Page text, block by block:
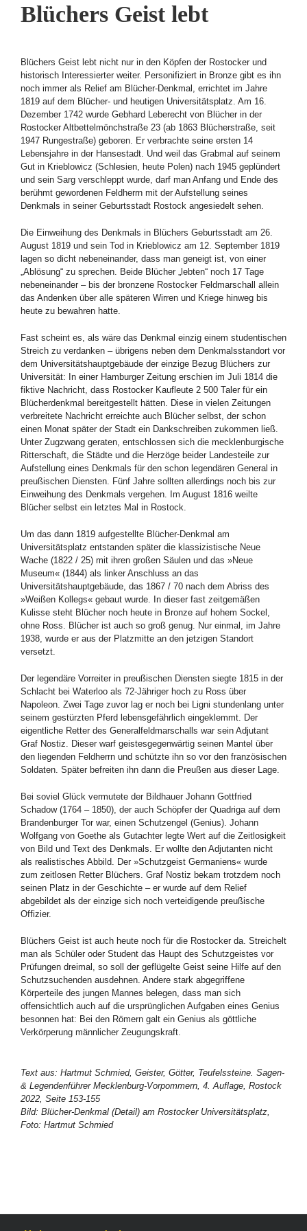
Blüchers Geist lebt
Blüchers Geist lebt nicht nur in den Köpfen der Rostocker und
historisch Interessierter weiter. Personifiziert in Bronze gibt es ihn
noch immer als Relief am Blücher-Denkmal, errichtet im Jahre
1819 auf dem Blücher- und heutigen Universitätsplatz. Am 16.
Dezember 1742 wurde Gebhard Leberecht von Blücher in der
Rostocker Altbettelmönchstraße 23 (ab 1863 Blücherstraße, seit
1947 Rungestraße) geboren. Er verbrachte seine ersten 14
Lebensjahre in der Hansestadt. Und weil das Grabmal auf seinem
Gut in Krieblowicz (Schlesien, heute Polen) nach 1945 geplündert
und sein Sarg verschleppt wurde, darf man Anfang und Ende des
berühmt gewordenen Feldherrn mit der Aufstellung seines
Denkmals in seiner Geburtsstadt Rostock angesiedelt sehen.
Die Einweihung des Denkmals in Blüchers Geburtsstadt am 26.
August 1819 und sein Tod in Krieblowicz am 12. September 1819
lagen so dicht nebeneinander, dass man geneigt ist, von einer
„Ablösung“ zu sprechen. Beide Blücher „lebten“ noch 17 Tage
nebeneinander – bis der bronzene Rostocker Feldmarschall allein
das Andenken über alle späteren Wirren und Kriege hinweg bis
heute zu bewahren hatte.
Fast scheint es, als wäre das Denkmal einzig einem studentischen
Streich zu verdanken – übrigens neben dem Denkmalsstandort vor
dem Universitätshauptgebäude der einzige Bezug Blüchers zur
Universität: In einer Hamburger Zeitung erschien im Juli 1814 die
fiktive Nachricht, dass Rostocker Kaufleute 2 500 Taler für ein
Blücherdenkmal bereitgestellt hätten. Diese in vielen Zeitungen
verbreitete Nachricht erreichte auch Blücher selbst, der schon
einen Monat später der Stadt ein Dankschreiben zukommen ließ.
Unter Zugzwang geraten, entschlossen sich die mecklenburgische
Ritterschaft, die Städte und die Herzöge beider Landesteile zur
Aufstellung eines Denkmals für den schon legendären General in
preußischen Diensten. Fünf Jahre sollten allerdings noch bis zur
Einweihung des Denkmals vergehen. Im August 1816 weilte
Blücher selbst ein letztes Mal in Rostock.
Um das dann 1819 aufgestellte Blücher-Denkmal am
Universitätsplatz entstanden später die klassizistische Neue
Wache (1822 / 25) mit ihren großen Säulen und das »Neue
Museum« (1844) als linker Anschluss an das
Universitätshauptgebäude, das 1867 / 70 nach dem Abriss des
»Weißen Kollegs« gebaut wurde. In dieser fast zeitgemäßen
Kulisse steht Blücher noch heute in Bronze auf hohem Sockel,
ohne Ross. Blücher ist auch so groß genug. Nur einmal, im Jahre
1938, wurde er aus der Platzmitte an den jetzigen Standort
versetzt.
Der legendäre Vorreiter in preußischen Diensten siegte 1815 in der
Schlacht bei Waterloo als 72-Jähriger hoch zu Ross über
Napoleon. Zwei Tage zuvor lag er noch bei Ligni stundenlang unter
seinem gestürzten Pferd lebensgefährlich eingeklemmt. Der
eigentliche Retter des Generalfeldmarschalls war sein Adjutant
Graf Nostiz. Dieser warf geistesgegenwärtig seinen Mantel über
den liegenden Feldherrn und schützte ihn so vor den französischen
Soldaten. Später befreiten ihn dann die Preußen aus dieser Lage.
Bei soviel Glück vermutete der Bildhauer Johann Gottfried
Schadow (1764 – 1850), der auch Schöpfer der Quadriga auf dem
Brandenburger Tor war, einen Schutzengel (Genius). Johann
Wolfgang von Goethe als Gutachter legte Wert auf die Zeitlosigkeit
von Bild und Text des Denkmals. Er wollte den Adjutanten nicht
als realistisches Abbild. Der »Schutzgeist Germaniens« wurde
zum zeitlosen Retter Blüchers. Graf Nostiz bekam trotzdem noch
seinen Platz in der Geschichte – er wurde auf dem Relief
abgebildet als der einzige sich noch verteidigende preußische
Offizier.
Blüchers Geist ist auch heute noch für die Rostocker da. Streichelt
man als Schüler oder Student das Haupt des Schutzgeistes vor
Prüfungen dreimal, so soll der geflügelte Geist seine Hilfe auf den
Schutzsuchenden ausdehnen. Andere stark abgegriffene
Körperteile des jungen Mannes belegen, dass man sich
offensichtlich auch auf die ursprünglichen Aufgaben eines Genius
besonnen hat: Bei den Römern galt ein Genius als göttliche
Verkörperung männlicher Zeugungskraft.
Text aus: Hartmut Schmied, Geister, Götter, Teufelssteine. Sagen-
& Legendenführer Mecklenburg-Vorpommern, 4. Auflage, Rostock
2022, Seite 153-155
Bild: Blücher-Denkmal (Detail) am Rostocker Universitätsplatz,
Foto: Hartmut Schmied